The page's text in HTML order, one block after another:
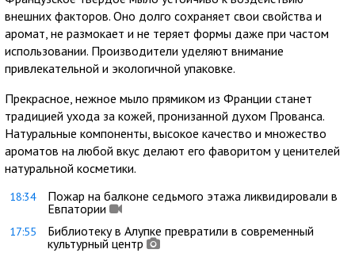
внешних факторов. Оно долго сохраняет свои свойства и
аромат, не размокает и не теряет формы даже при частом
использовании. Производители уделяют внимание
привлекательной и экологичной упаковке.
Прекрасное, нежное мыло прямиком из Франции станет
традицией ухода за кожей, пронизанной духом Прованса.
Натуральные компоненты, высокое качество и множество
ароматов на любой вкус делают его фаворитом у ценителей
натуральной косметики.
18:34
Пожар на балконе седьмого этажа ликвидировали в
Евпатории
17:55
Библиотеку в Алупке превратили в современный
культурный центр